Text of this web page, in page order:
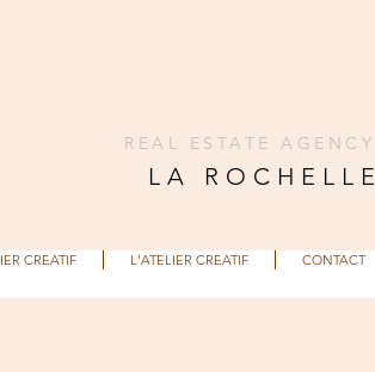
REAL ESTATE AGENCY
LA ROCHELLE
CREATIF L'ATELIER CREATIF CONTACT